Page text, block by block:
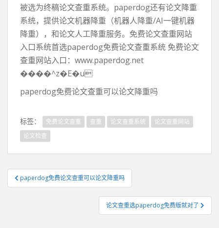
被选为终稿论文查重系统。paperdog还有论文降重
系统，提供论文机器降重（机器人降重/AI一键机器
降重），和论文人工降重服务。免费论文查重网站
入口系统首选paperdog免费论文查重系统 免费论文
查重网站入口：www.paperdog.net
����^z�E�u
paperdog免费论文查重可以论文降重吗
标签： 免费论文查重 查重 论文查重系统
论文查重网站
论文检查
文
章
paperdog免费论文查重可以论文降重吗
论文查重选paperdog免费版就对了